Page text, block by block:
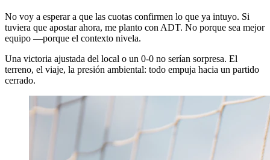
No voy a esperar a que las cuotas confirmen lo que ya intuyo. Si
tuviera que apostar ahora, me planto con ADT. No porque sea mejor
equipo —porque el contexto nivela.
Una victoria ajustada del local o un 0-0 no serían sorpresa. El
terreno, el viaje, la presión ambiental: todo empuja hacia un partido
cerrado.